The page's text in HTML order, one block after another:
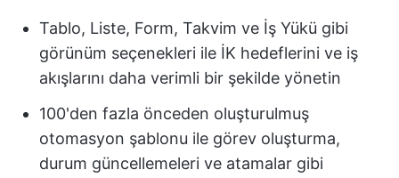
Tablo, Liste, Form, Takvim ve İş Yükü gibi
görünüm seçenekleri ile İK hedeflerini ve iş
akışlarını daha verimli bir şekilde yönetin
100'den fazla önceden oluşturulmuş
otomasyon şablonu ile görev oluşturma,
durum güncellemeleri ve atamalar gibi